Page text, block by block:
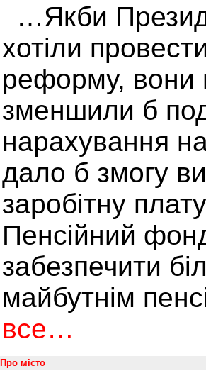
…Якби
хотіли
реформу, вони
зменшили б
нарахування
дало б змогу
заробітну
Пенсійний
забезпечити
майбутнім
все…
Про місто